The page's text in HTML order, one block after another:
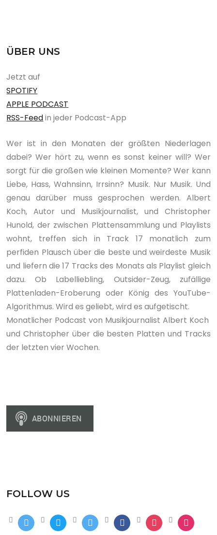
ÜBER UNS
Jetzt auf
SPOTIFY
APPLE PODCAST
RSS-Feedin jeder Podcast-App
Wer ist in den Monaten der größten Niederlagen
dabei? Wer hört zu, wenn es sonst keiner will? Wer
sorgt für die großen wie kleinen Momente? Wer kann
Liebe, Hass, Wahnsinn, Irrsinn? Musik. Nur Musik. Und
genau darüber muss gesprochen werden. Albert
Koch, Autor und Musikjournalist, und Christopher
Hunold, der zwischen Plattensammlung und Playlists
wohnt, treffen sich in Track 17 monatlich zum
perfiden Plausch über die beste und weirdeste Musik
und liefern die 17 Tracks des Monats als Playlist gleich
dazu. Ob Labelliebling, Outsider-Zeug, zufällige
Plattenladen-Eroberung oder König des YouTube-
Algorithmus. Wird es geliebt, wird es aufgetischt.
Monatlicher Podcast von Musikjournalist Albert Koch
und Christopher über die besten Platten und Tracks
der letzten vier Wochen.
FOLLOW US